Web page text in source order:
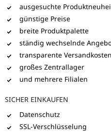
ausgesuchte
günstige Preise
breite Produktpalette
ständig wechselnde
transparente Versandkosten
großes Zentrallager
und mehrere Filialen
SICHER EINKAUFEN
Datenschutz
SSL-Verschlüsselung